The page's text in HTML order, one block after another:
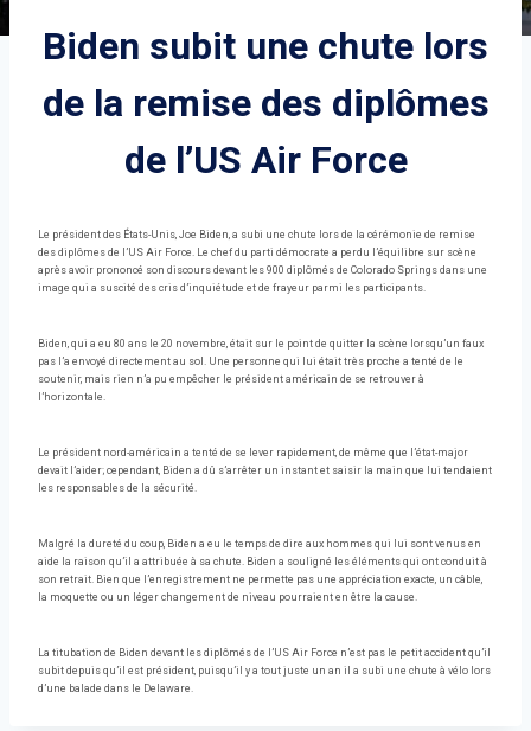
Biden subit une chute lors
de la remise des diplômes
de l’US Air Force
Le président des États-Unis, Joe Biden, a subi une chute lors de la cérémonie de remise
des diplômes de l’US Air Force. Le chef du parti démocrate a perdu l’équilibre sur scène
après avoir prononcé son discours devant les 900 diplômés de Colorado Springs dans une
image qui a suscité des cris d’inquiétude et de frayeur parmi les participants.
Biden, qui a eu 80 ans le 20 novembre, était sur le point de quitter la scène lorsqu’un faux
pas l’a envoyé directement au sol. Une personne qui lui était très proche a tenté de le
soutenir, mais rien n’a pu empêcher le président américain de se retrouver à
l’horizontale.
Le président nord-américain a tenté de se lever rapidement, de même que l’état-major
devait l’aider; cependant, Biden a dû s’arrêter un instant et saisir la main que lui tendaient
les responsables de la sécurité.
Malgré la dureté du coup, Biden a eu le temps de dire aux hommes qui lui sont venus en
aide la raison qu’il a attribuée à sa chute. Biden a souligné les éléments qui ont conduit à
son retrait. Bien que l’enregistrement ne permette pas une appréciation exacte, un câble,
la moquette ou un léger changement de niveau pourraient en être la cause.
La titubation de Biden devant les diplômés de l’US Air Force n’est pas le petit accident qu’il
subit depuis qu’il est président, puisqu’il y a tout juste un an il a subi une chute à vélo lors
d’une balade dans le Delaware.